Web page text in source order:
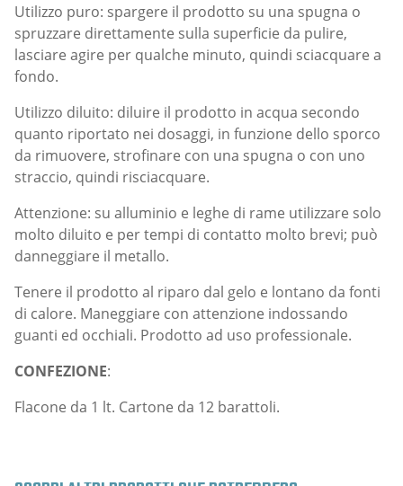
Utilizzo puro: spargere il prodotto su una spugna o
spruzzare direttamente sulla superficie da pulire,
lasciare agire per qualche minuto, quindi sciacquare a
fondo.
Utilizzo diluito: diluire il prodotto in acqua secondo
quanto riportato nei dosaggi, in funzione dello sporco
da rimuovere, strofinare con una spugna o con uno
straccio, quindi risciacquare.
Attenzione: su alluminio e leghe di rame utilizzare solo
molto diluito e per tempi di contatto molto brevi; può
danneggiare il metallo.
Tenere il prodotto al riparo dal gelo e lontano da fonti
di calore. Maneggiare con attenzione indossando
guanti ed occhiali. Prodotto ad uso professionale.
CONFEZIONE:
Flacone da 1 lt. Cartone da 12 barattoli.